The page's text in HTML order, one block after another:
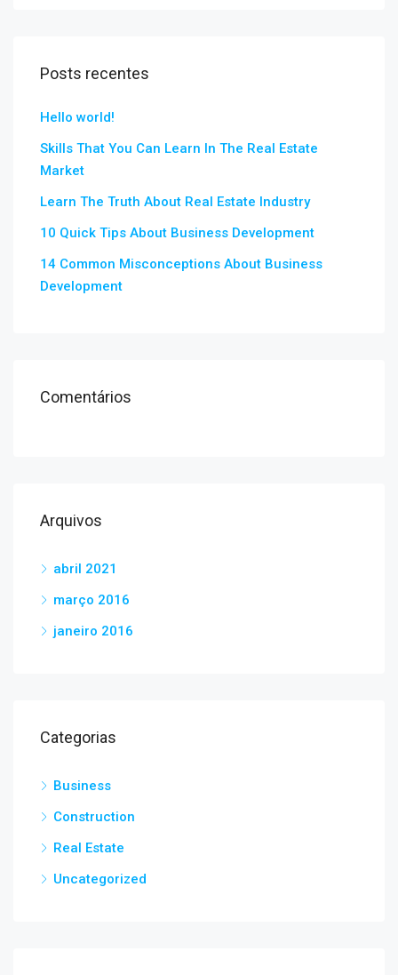
Posts recentes
Hello world!
Skills That You Can Learn In The Real Estate
Market
Learn The Truth About Real Estate Industry
10 Quick Tips About Business Development
14 Common Misconceptions About Business
Development
Comentários
Arquivos
abril 2021
março 2016
janeiro 2016
Categorias
Business
Construction
Real Estate
Uncategorized